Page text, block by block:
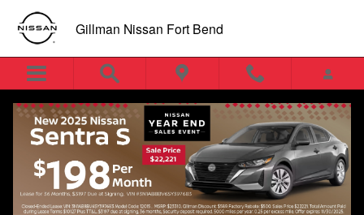
Skip to main content
Gillman Nissan Fort Bend
nuevos especiales de nissan kicks y
ofertas de arrendamiento en houston